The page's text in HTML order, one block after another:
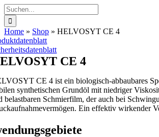
Suche
nach:
Home » Shop » HELVOSYT CE 4
CE 4
CE 4 ist ein biologisch-abbaubares
synthetischen Grundöl mit niedriger
belastbaren Schmierfilm, der auch bei
Ein effektiv wirkender